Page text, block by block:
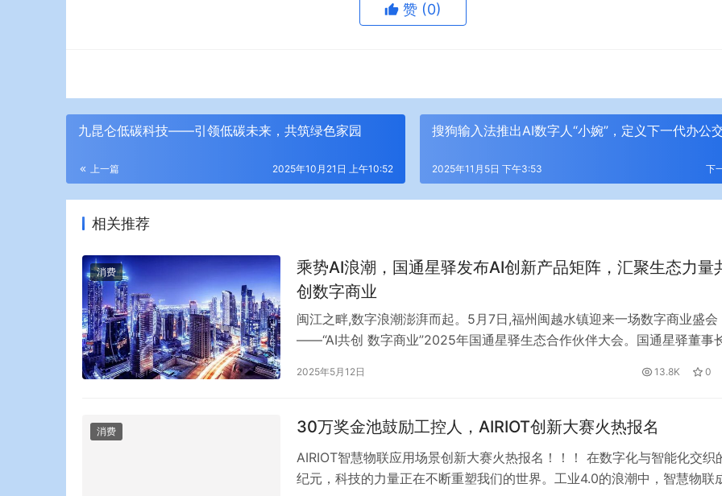
赞 (0)
九昆仑低碳科技——引领低碳未来，共筑绿色家园
上一篇 2025年10月21日 上午10:52
搜狗输入法推出AI数字人“小婉”，定义下一代办公
下
2025年11月5日 下午3:53
相关推荐
消费
乘势AI浪潮，国通星驿发布AI创新产品矩阵，汇聚生态力量
创数字商业
闽江之畔,数字浪潮澎湃而起。5月7日,福州闽越水镇迎来一场数字商业盛会
——“AI共创 数字商业”2025年国通星驿生态合作伙伴大会。国通星驿董事
理学院教授,中国银联及华通银行、兴业银行、民生银行、华夏银行、浦发
2025年5月12日 13.8K 0
消费 30万奖金池鼓励工控人，AIRIOT创新大赛火热报名
AIRIOT智慧物联应用场景创新大赛火热报名！！！ 在数字化与智能化交织
纪元，科技的力量正在不断重塑我们的世界。工业4.0的浪潮中，智慧物联